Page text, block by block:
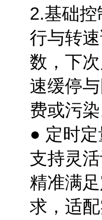
2.基础
行与转
数，下
速缓停
费或污
● 定时
支持灵
精准满
求，适